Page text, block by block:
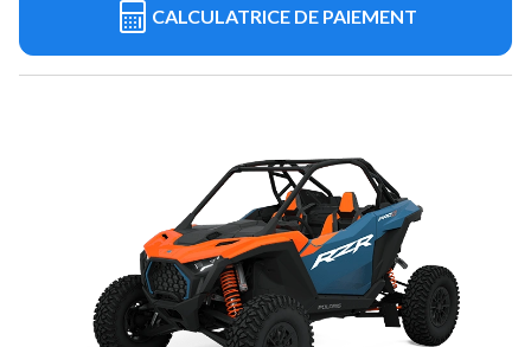
CALCULATRICE DE PAIEMENT